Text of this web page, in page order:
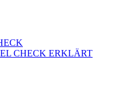
CHECK ERKLÄRT